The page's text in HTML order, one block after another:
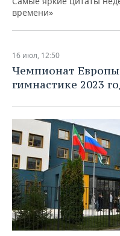
времени»
16 июл, 12:50
Чемпионат
гимнастике 2023